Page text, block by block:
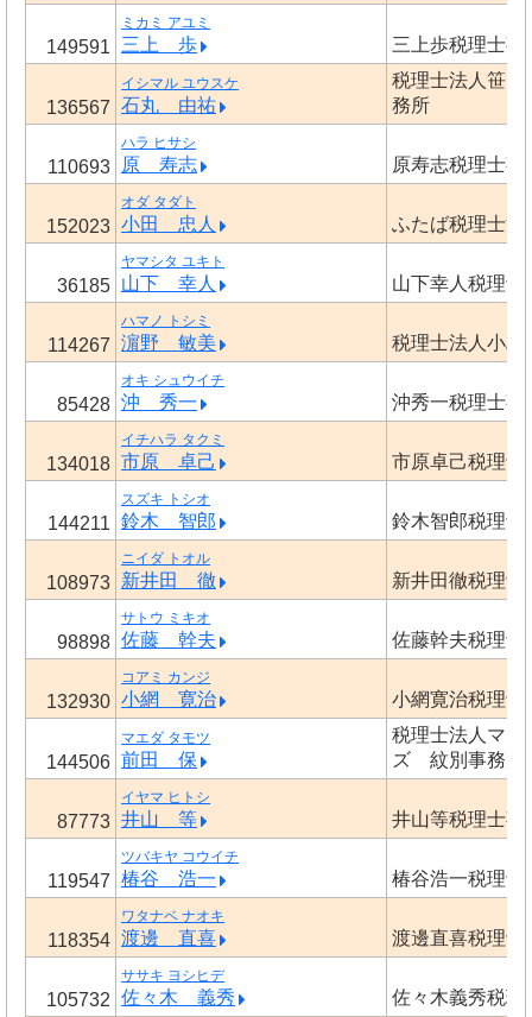
149591
ミカミ アユミ
三上 歩 三上歩税理士事
136567
イシマル ユウスケ
石丸 由祐
税理士法人笹
務所
110693
ハラ ヒサシ
原 寿志 原寿志税理士事
152023
オダ タダト
小田 忠人 ふたば税理士
36185
ヤマシタ ユキト
山下 幸人 山下幸人税理士
114267
ハマノ トシミ
濵野 敏美 税理士法人小
85428
オキ シュウイチ
沖 秀一 沖秀一税理士事
134018
イチハラ タクミ
市原 卓己 市原卓己税理士
144211
スズキ トシオ
鈴木 智郎 鈴木智郎税理士
108973
ニイダ トオル
新井田 徹 新井田徹税理士
98898
サトウ ミキオ
佐藤 幹夫 佐藤幹夫税理士
132930
コアミ カンジ
小網 寛治 小網寛治税理士
144506
マエダ タモツ
前田 保
税理士法人マイ
ズ 紋別事務所
87773
イヤマ ヒトシ
井山 等 井山等税理士事
119547
ツバキヤ コウイチ
椿谷 浩一 椿谷浩一税理士
118354
ワタナベ ナオキ
渡邊 直喜 渡邊直喜税理士
105732
ササキ ヨシヒデ
佐々木 義秀 佐々木義秀税理